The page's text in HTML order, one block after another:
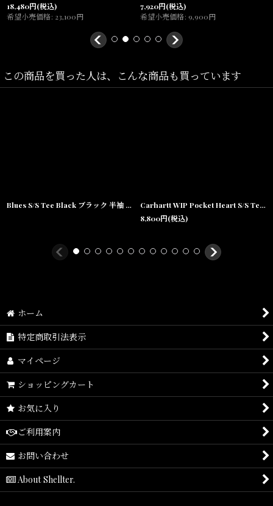
存在感のあるフォトプリントながら、ブラックボディとの組み合わ
せで幅広いコーディネートに馴染み、
デニムやワークパンツ、カーゴパンツ、ショーツまで様々なスタイ
沖縄でCarhartt WIPをお探しの方はもちろん、全国のお客様にも安
S(着丈:69.5cm,身幅:52cm,肩幅:49cm,袖丈:20cm)
M(着丈:70.5cm,身幅:56cm,肩幅:51.5cm,袖丈:20cm)
L(着丈:72.5cm,身幅:59cm,肩幅:54cm,袖丈:21.5cm)
XL(着丈:76cm,身幅:62cm,肩幅:57cm,袖丈:23cm)
2XL(着丈:78.5cm,身幅:64.5cm,肩幅:58cm,袖丈:23cm)
素材/
100% Organic Cotton Single Jersey, 175 g/m²
18,480円(税込)
希望小売価格: 23,100円
7,920円(税込)
希望小売価格: 9,900円
この商品を買った人は、こんな商品も買っています
Blues S/S Tee Black ブラック 半袖 Tシャツ
Carhartt WIP Pocket Heart S/S Tee Black / White ポケット ハート ロゴ 半袖Tシャツ ブラック
8,800円(税込)
ホーム
特定商取引法表示
マイページ
ショッピングカート
お気に入り
ご利用案内
お問い合わせ
About Shellter.